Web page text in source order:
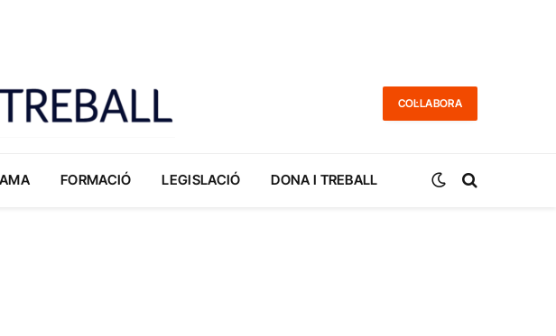
COL·LABORA
FORMACIÓ LEGISLACIÓ DONA I TREBALL